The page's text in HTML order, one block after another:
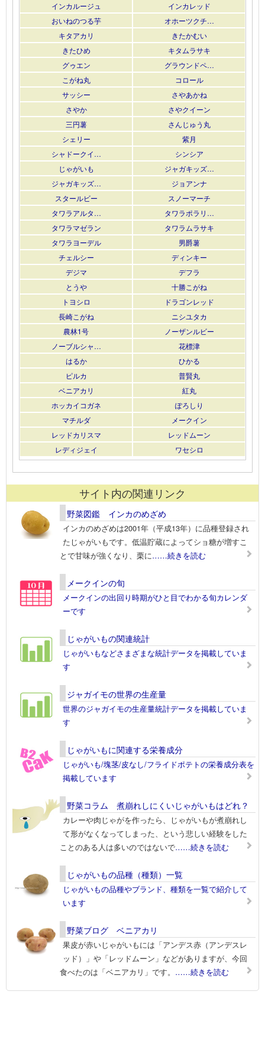
インカルージュ
インカレッド
おいねのつる芋
オホーツクチ…
キタアカリ
きたかむい
きたひめ
キタムラサキ
グゥエン
グラウンドペ…
こがね丸
コロール
サッシー
さやあかね
さやか
さやクイーン
三円薯
さんじゅう丸
シェリー
紫月
シャドークイ…
シンシア
じゃがいも
ジャガキッズ…
ジャガキッズ…
ジョアンナ
スタールビー
スノーマーチ
タワラアルタ…
タワラポラリ…
タワラマゼラン
タワラムラサキ
タワラヨーデル
男爵薯
チェルシー
ディンキー
デジマ
デフラ
とうや
十勝こがね
トヨシロ
ドラゴンレッド
長崎こがね
ニシユタカ
農林1号
ノーザンルビー
ノーブルシャ…
花標津
はるか
ひかる
ピルカ
普賢丸
ベニアカリ
紅丸
ホッカイコガネ
ぽろしり
マチルダ
メークイン
レッドカリスマ
レッドムーン
レディジェイ
ワセシロ
サイト内の関連リンク
野菜図鑑 インカのめざめ
インカのめざめは2001年（平成13年）に品種登録され
たじゃがいもです。低温貯蔵によってショ糖が増すこ
とで甘味が強くなり、栗に……続きを読む
メークインの旬
メークインの出回り時期がひと目でわかる旬カレンダ
ーです
じゃがいもの関連統計
じゃがいもなどさまざまな統計データを掲載していま
す
ジャガイモの世界の生産量
世界のジャガイモの生産量統計データを掲載していま
す
じゃがいもに関連する栄養成分
じゃがいも/塊茎/皮なし/フライドポテトの栄養成分表を
掲載しています
野菜コラム 煮崩れしにくいじゃがいもはどれ？
カレーや肉じゃがを作ったら、じゃがいもが煮崩れし
て形がなくなってしまった、という悲しい経験をした
ことのある人は多いのではないで……続きを読む
じゃがいもの品種（種類）一覧
じゃがいもの品種やブランド、種類を一覧で紹介して
います
野菜ブログ ベニアカリ
果皮が赤いじゃがいもには「アンデス赤（アンデスレ
ッド）」や「レッドムーン」などがありますが、今回
食べたのは「ベニアカリ」です。 ……続きを読む